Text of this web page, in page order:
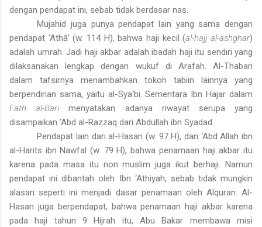
dengan pendapat ini, sebab tidak berdasar nas.
Mujahid juga punya pendapat lain yang sama dengan
pendapat ‘Athâ’ (w. 114 H), bahwa haji kecil (al-hajj al-ashghar)
adalah umrah. Jadi haji akbar adalah ibadah haji itu sendiri yang
dilaksanakan lengkap dengan wukuf di Arafah. Al-Thabari
dalam tafsirnya menambahkan tokoh tabiin lainnya yang
berpendirian sama, yaitu al-Sya‘bi. Sementara Ibn Hajar dalam
Fath al-Bari menyatakan adanya riwayat serupa yang
disampaikan ‘Abd al-Razzaq dari Abdullah ibn Syadad.
Pendapat lain dari al-Hasan (w. 97 H), dan ‘Abd Allah ibn
al-Harits ibn Nawfal (w. 79 H), bahwa penamaan haji akbar itu
karena pada masa itu non muslim juga ikut berhaji. Namun
pendapat ini dibantah oleh Ibn ‘Athiyah, sebab tidak mungkin
alasan seperti ini menjadi dasar penamaan oleh Alquran. Al-
Hasan juga berpendapat, bahwa penamaan haji akbar karena
pada haji tahun 9 Hijrah itu, Abu Bakar membawa misi